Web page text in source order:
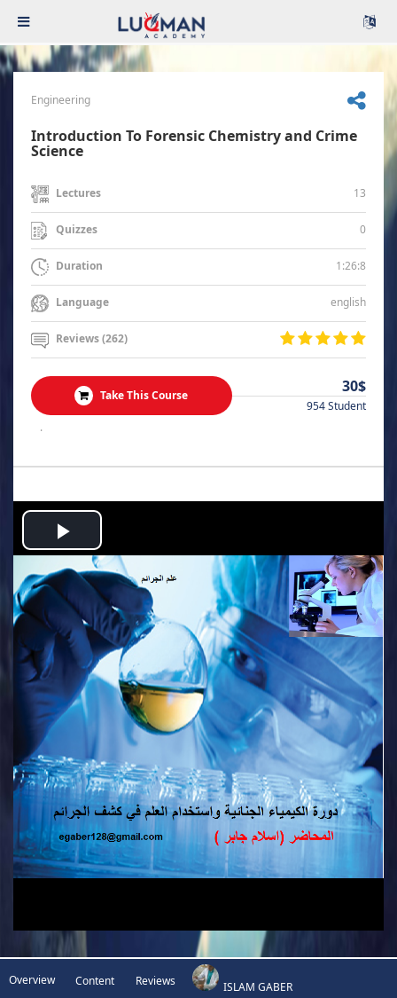
Engineering
Introduction To Forensic Chemistry and Crime
Science
Lectures 13
Quizzes 0
Duration 1:26:8
Language english
Reviews (262)
Take This Course 30$
954 Student
.
Play
Video
Overview Content Reviews ISLAM GABER